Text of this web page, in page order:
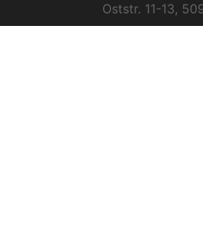
Oststr. 11-13,